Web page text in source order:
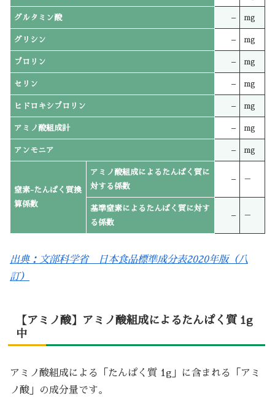
グルタミン酸 – mg
グリシン – mg
プロリン – mg
セリン – mg
ヒドロキシプロリン – mg
アミノ酸組成計 – mg
アンモニア – mg
窒素-たんぱく質換
算係数
アミノ酸組成によるたんぱく質に
対する係数
– －
基準窒素によるたんぱく質に対す
る係数
– －
出典：文部科学省 日本食品標準成分表2020年版（八
訂）
【アミノ酸】アミノ酸組成によるたんぱく質 1g
中
アミノ酸組成による「たんぱく質 1g」に含まれる「アミ
ノ酸」の成分量です。